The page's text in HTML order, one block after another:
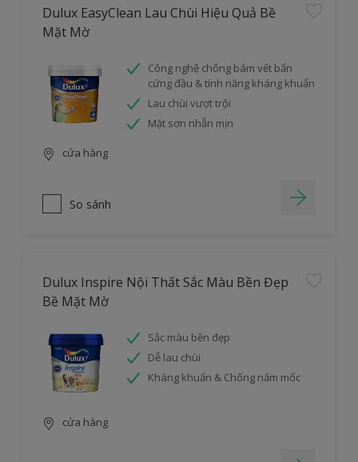
Dulux EasyClean Lau Chùi Hiệu Quả Bề
Mặt Mờ
Công nghệ chống bám vết bẩn
cứng đầu & tính năng kháng khuẩn
Lau chùi vượt trội
Mặt sơn nhẵn mịn
cửa hàng
So sánh
Dulux Inspire Nội Thất Sắc Màu Bền Đẹp
Bề Mặt Mờ
Sắc màu bền đẹp
Dễ lau chùi
Kháng khuẩn & Chống nấm mốc
cửa hàng